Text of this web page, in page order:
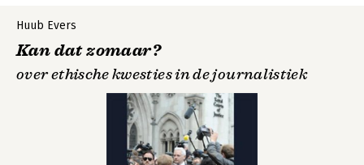
Huub Evers
Kan dat zomaar?
over ethische kwesties in de journalistiek